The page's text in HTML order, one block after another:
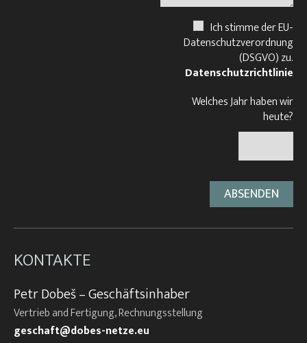
Ich stimme der EU-
Datenschutzverordnung
(DSGVO) zu.
Datenschutzrichtlinie
Welches Jahr haben wir
heute?
KONTAKTE
Petr Dobeš – Geschäftsinhaber
Vertrieb and Fertigung, Rechnungsstellung
geschaft@dobes-netze.eu